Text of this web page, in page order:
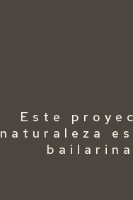
Este
naturaleza